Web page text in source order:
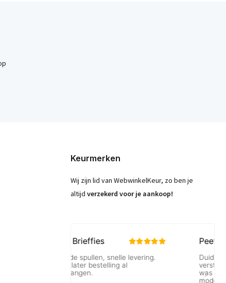
Keurmerken
Wij zijn lid van WebwinkelKeur, zo ben je
altijd verzekerd voor je aankoop!